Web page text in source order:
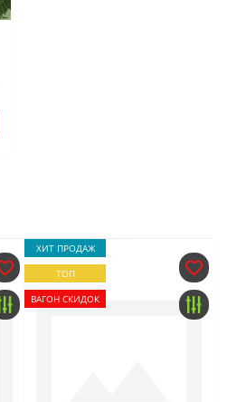
ХИТ ПРОДАЖ
ТОП
ВАГОН СКИДОК